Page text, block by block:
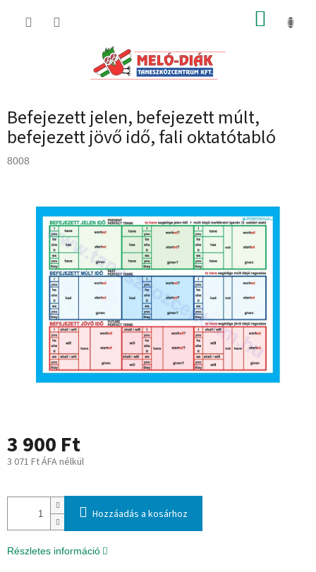
KOSÁR
Befejezett jelen, befejezett múlt,
befejezett jövő idő, fali oktatótabló
8008
3 900 Ft
3 071 Ft ÁFA nélkül
Hozzáadás a kosárhoz
Részletes információ